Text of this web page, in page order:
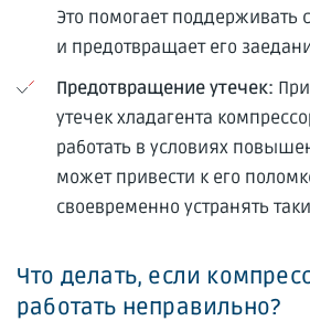
Это помогает поддерживать
и предотвращает его
Предотвращение утечек:
утечек хладагента
работать в условиях
может привести к его
своевременно устранять
Что делать, если
работать неправильно?